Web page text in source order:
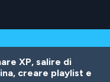
XP, salire di
creare playlist e